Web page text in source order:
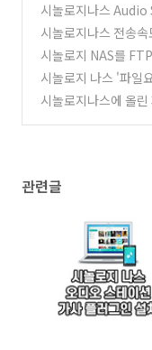
시놀로지나스
치하기
(8)
시놀로지나스 전송
MB 멀티채널) (18)
시놀로지 NAS를
시놀로지 나스 '파일
파일 편리하게 전달
시놀로지나스에 올
관련글